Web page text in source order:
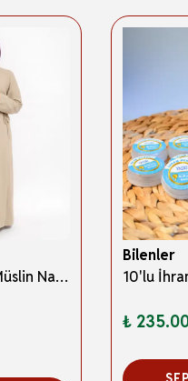
%100 Pamuk Müslin Namaz Elbisesi Yandan Bağlamalı -Terletmeyen Rahat Kumaş, 36-48 Beden, İbadet Kıyafeti
Bilenler
₺